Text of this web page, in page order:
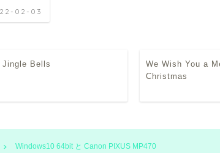
02-03
Jingle Bells
We Wish You a
Christmas
Windows10 64bit と Canon PIXUS MP470